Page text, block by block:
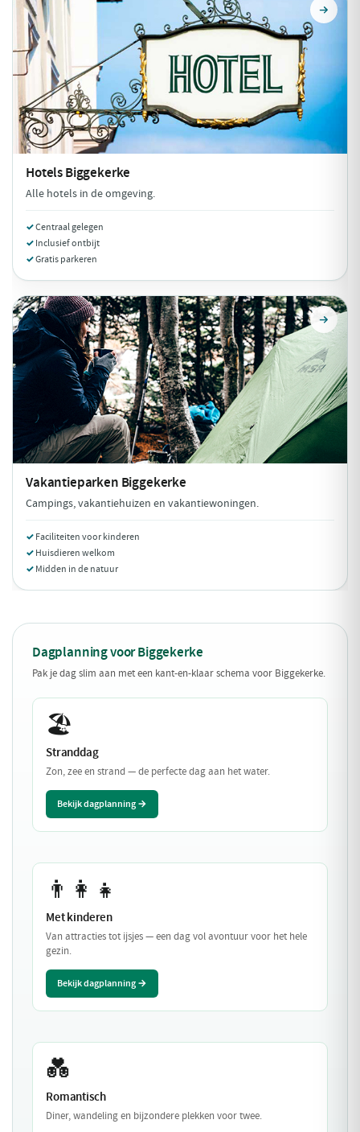
HotelsBiggekerke
Alle hotels in de omgeving.
Centraal gelegen
Inclusief ontbijt
Gratis parkeren
Vakantieparken Biggekerke
Campings, vakantiehuizen en vakantiewoningen.
Faciliteiten voor kinderen
Huisdieren welkom
Midden in de natuur
Dagplanning voor Biggekerke
Pak je dag slim aan met een kant-en-klaar schema voor Biggekerke.
🏖️
Stranddag
Zon, zee en strand — de perfecte dag aan het water.
Bekijk dagplanning →
👨‍👩‍👧
Met kinderen
Van attracties tot ijsjes — een dag vol avontuur voor het hele
gezin.
Bekijk dagplanning →
💑
Romantisch
Diner, wandeling en bijzondere plekken voor twee.